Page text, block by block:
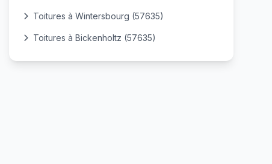
Toitures à Wintersbourg (57635)
Toitures à Bickenholtz (57635)